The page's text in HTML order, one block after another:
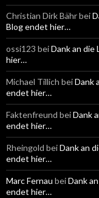
Christian Dirk Bährbei
Blog endet hier…
ossi123 beiDank an die
hier…
Michael Tillich beiDank
endet hier…
Faktenfreund beiDank
endet hier…
Rheingold beiDank an
endet hier…
Marc Fernau beiDank
endet hier…